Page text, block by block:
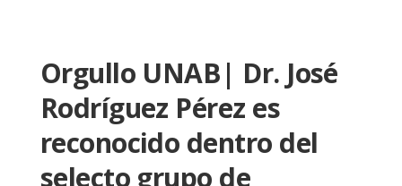
Orgullo UNAB| Dr. José
Rodríguez Pérez es
reconocido dentro del
selecto grupo de